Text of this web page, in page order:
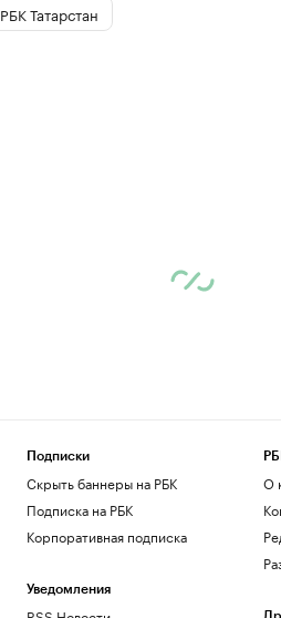
РБК Татарстан
Подписки
Скрыть баннеры на РБК
Подписка на РБК
Корпоративная подписка
Уведомления
О